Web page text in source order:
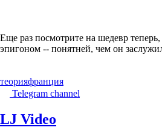
Еще раз посмотрите на шедевр
эпигоном -- понятней, чем он
теорияфранция
Telegram channel
LJ Video